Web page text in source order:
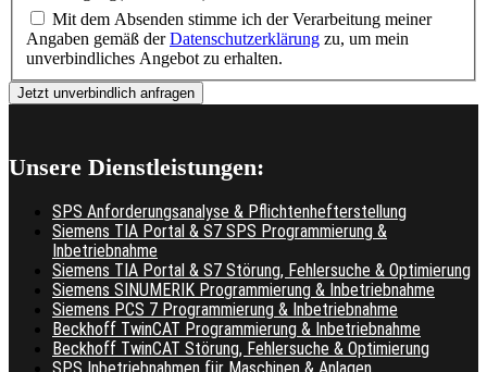
Mit dem Absenden stimme ich der Verarbeitung meiner
Angaben gemäß derDatenschutzerklärung zu, um mein
unverbindliches Angebot zu erhalten.
Unsere Dienstleistungen:
SPS Anforderungsanalyse & Pflichtenhefterstellung
Siemens TIA Portal & S7 SPS Programmierung &
Inbetriebnahme
Siemens TIA Portal & S7 Störung, Fehlersuche & Optimierung
Siemens SINUMERIK Programmierung & Inbetriebnahme
Siemens PCS 7 Programmierung & Inbetriebnahme
Beckhoff TwinCAT Programmierung & Inbetriebnahme
Beckhoff TwinCAT Störung, Fehlersuche & Optimierung